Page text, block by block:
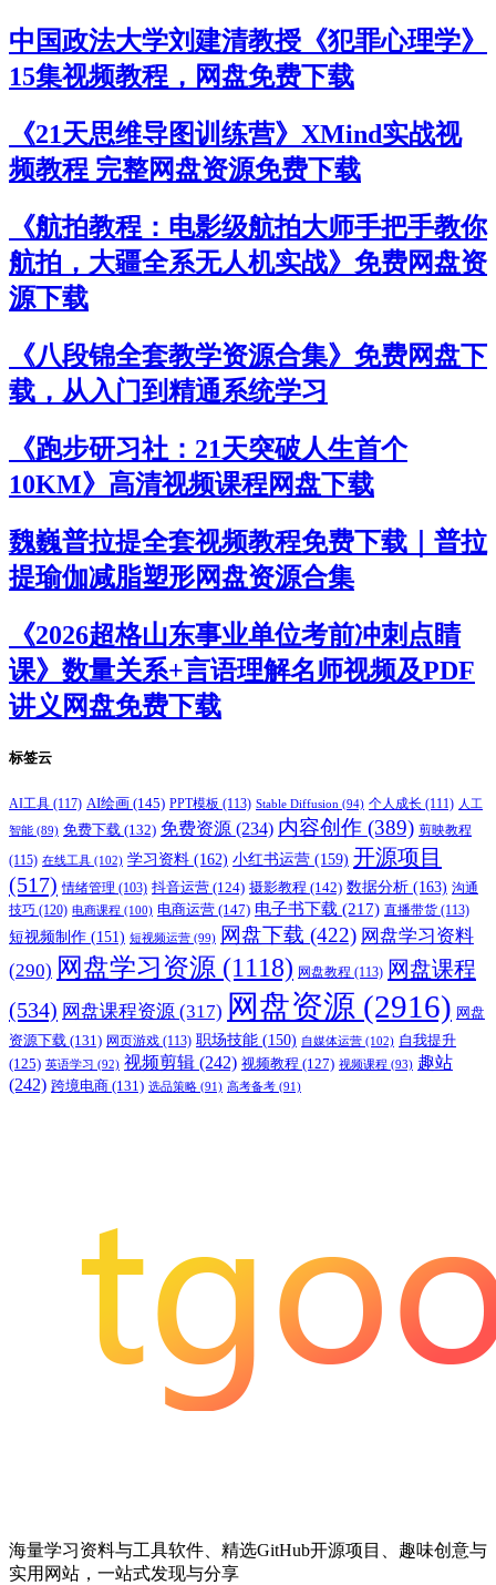
中国政法大学刘建清教授《犯罪心理学》
15集视频教程，网盘免费下载
《21天思维导图训练营》XMind实战视
频教程 完整网盘资源免费下载
《航拍教程：电影级航拍大师手把手教你
航拍，大疆全系无人机实战》免费网盘资
源下载
《八段锦全套教学资源合集》免费网盘下
载，从入门到精通系统学习
《跑步研习社：21天突破人生首个
10KM》高清视频课程网盘下载
魏巍普拉提全套视频教程免费下载｜普拉
提瑜伽减脂塑形网盘资源合集
《2026超格山东事业单位考前冲刺点睛
课》数量关系+言语理解名师视频及PDF
讲义网盘免费下载
标签云
AI工具 (117) AI绘画 (145) PPT模板 (113) Stable Diffusion (94) 个人成长 (111) 人工
智能 (89) 免费下载 (132) 免费资源 (234) 内容创作 (389) 剪映教程
(115) 在线工具 (102) 学习资料 (162) 小红书运营 (159) 开源项目
(517) 情绪管理 (103) 抖音运营 (124) 摄影教程 (142) 数据分析 (163) 沟通
技巧 (120) 电商课程 (100) 电商运营 (147) 电子书下载 (217) 直播带货 (113)
短视频制作 (151) 短视频运营 (99) 网盘下载 (422) 网盘学习资料
(290) 网盘学习资源 (1118) 网盘教程 (113) 网盘课程
(534) 网盘课程资源 (317) 网盘资源 (2916) 网盘
资源下载 (131) 网页游戏 (113) 职场技能 (150) 自媒体运营 (102) 自我提升
(125) 英语学习 (92) 视频剪辑 (242) 视频教程 (127) 视频课程 (93) 趣站
(242) 跨境电商 (131) 选品策略 (91) 高考备考 (91)
海量学习资料与工具软件、精选GitHub开源项目、趣味创意与
实用网站，一站式发现与分享